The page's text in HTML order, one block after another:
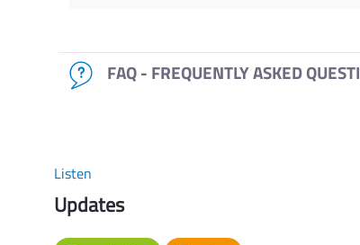
FAQ - FREQUENTLY ASKED
Listen
Updates